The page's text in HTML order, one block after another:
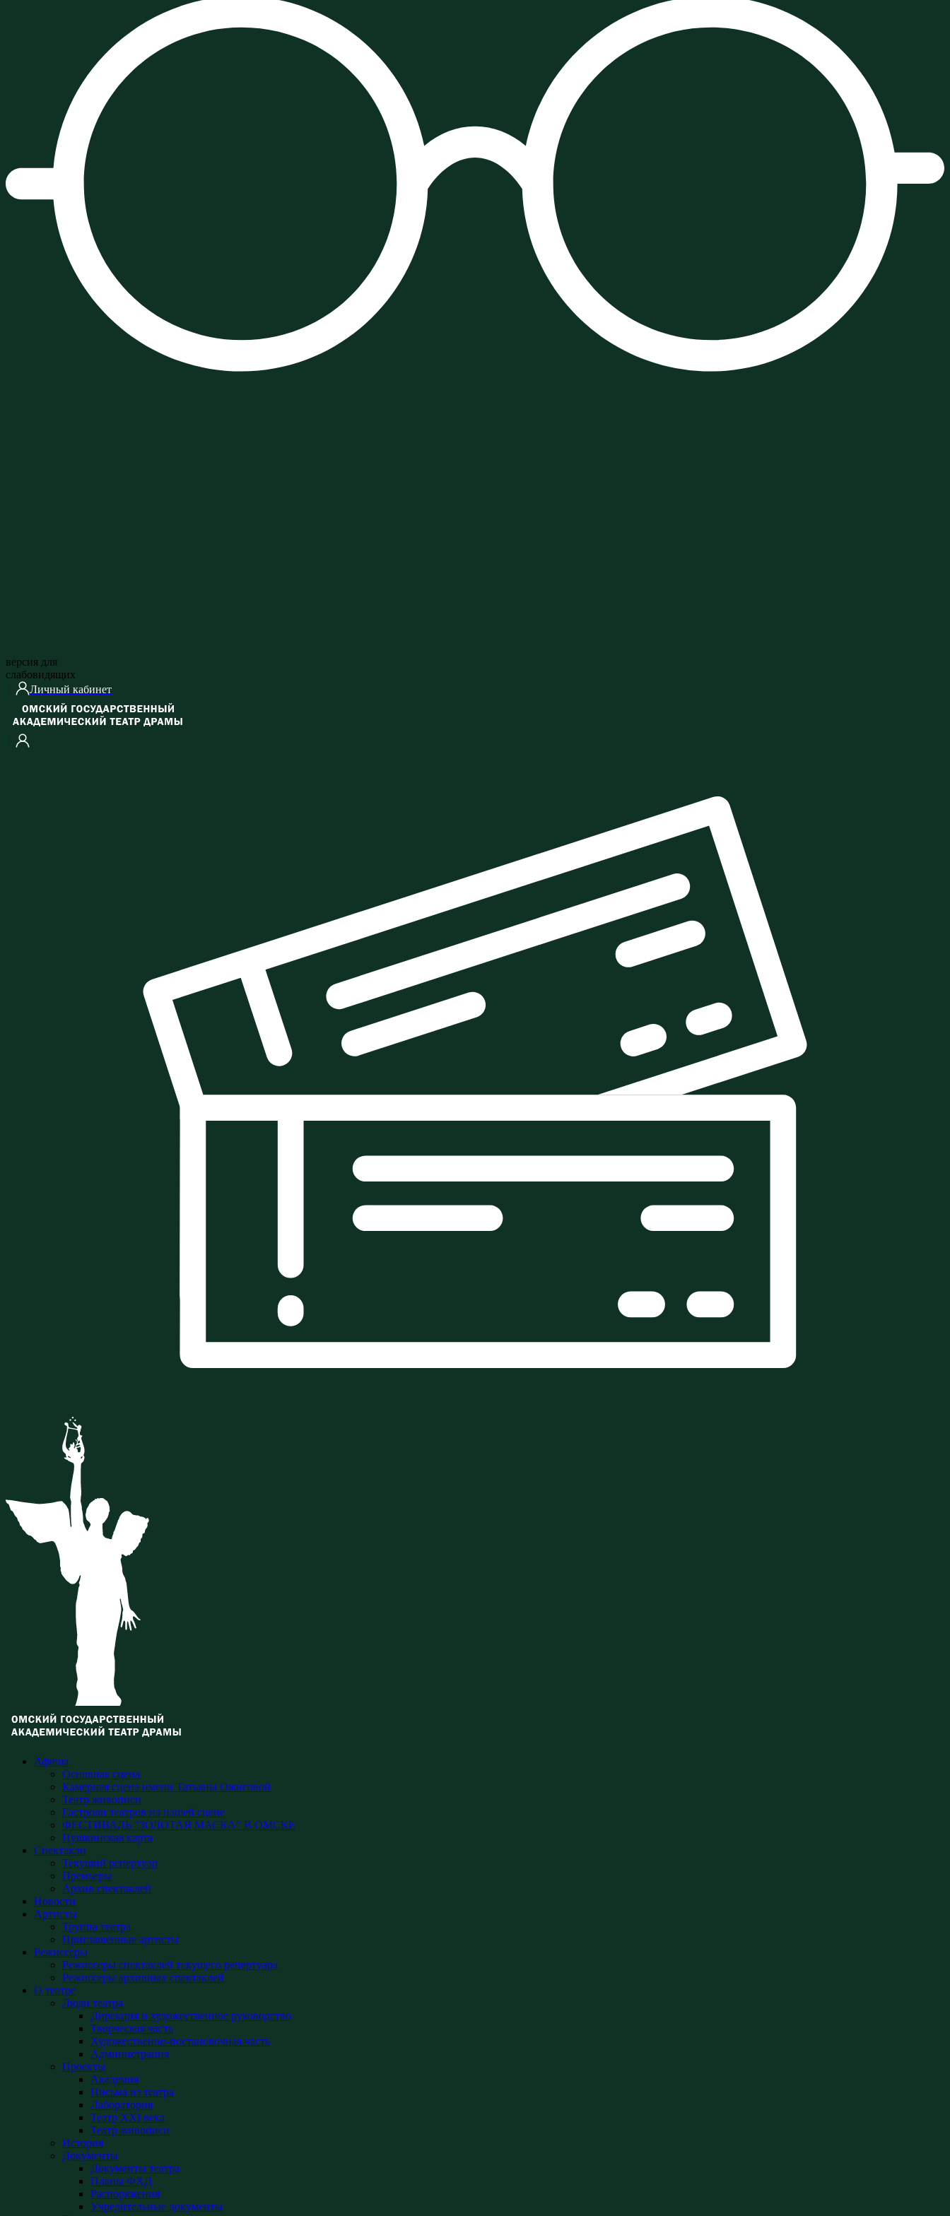
версия для
слабовидящих
Личный кабинет
Афиша
Основная сцена
Камерная сцена имени Татьяны Ожиговой
Театр живописи
Гастроли театров на нашей сцене
ФЕСТИВАЛЬ "ЗОЛОТАЯ МАСКА" В ОМСКЕ
Пушкинская карта
Спектакли
Текущий репертуар
Премьеры
Архив спектаклей
Новости
Артисты
Труппа театра
Приглашенные артисты
Режиссеры
Режиссеры спектаклей текущего репертуара
Режиссеры архивных спектаклей
О театре
Люди театра
Дирекция и художественное руководство
Творческая часть
Художественно-постановочная часть
Администрация
Проекты
Академия
Письма из театра
Лаборатория
Театр XXI века
Театр живописи
История
Документы
Документы театра
Планы ФХД
Распоряжения
Учредительные документы